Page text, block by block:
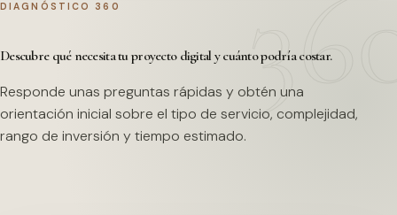
DIAGNÓSTICO 360
Descubre qué necesita tu proyecto digital y cuánto podría costar.
Responde unas preguntas rápidas y obtén una
orientación inicial sobre el tipo de servicio, complejidad,
rango de inversión y tiempo estimado.